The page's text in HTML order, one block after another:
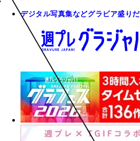
デジタル写真集などグラビア盛り